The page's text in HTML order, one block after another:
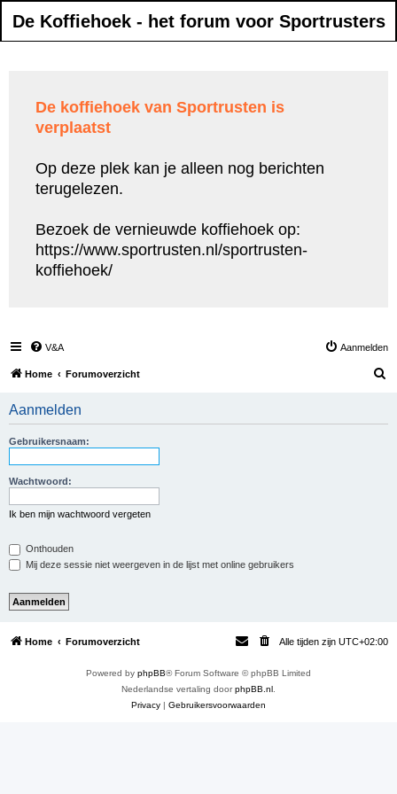
De Koffiehoek - het forum voor Sportrusters
De koffiehoek van Sportrusten is
verplaatst
Op deze plek kan je alleen nog berichten
terugelezen.
Bezoek de vernieuwde koffiehoek op:
https://www.sportrusten.nl/sportrusten-
koffiehoek/
V&A Aanmelden
Home Forumoverzicht
Aanmelden
Gebruikersnaam:
Wachtwoord:
Ik ben mijn wachtwoord vergeten
Onthouden
Mij deze sessie niet weergeven in de lijst met online gebruikers
Home Forumoverzicht Alle tijden zijn UTC+02:00
Powered by phpBB® Forum Software © phpBB Limited
Nederlandse vertaling doorphpBB.nl.
Privacy | Gebruikersvoorwaarden